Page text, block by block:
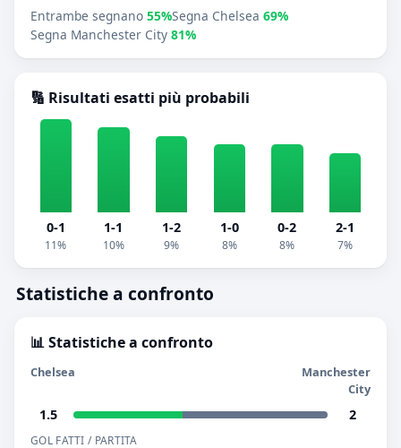
Entrambe segnano 55%Segna Chelsea 69%
Segna Manchester City 81%
🔢 Risultati esatti più probabili
0-1
11%
1-1
10%
1-2
9%
1-0
8%
0-2
8%
2-1
7%
Statistiche a confronto
📊 Statistiche a confronto
Chelsea
Manchester
City
1.5 2
GOL FATTI / PARTITA